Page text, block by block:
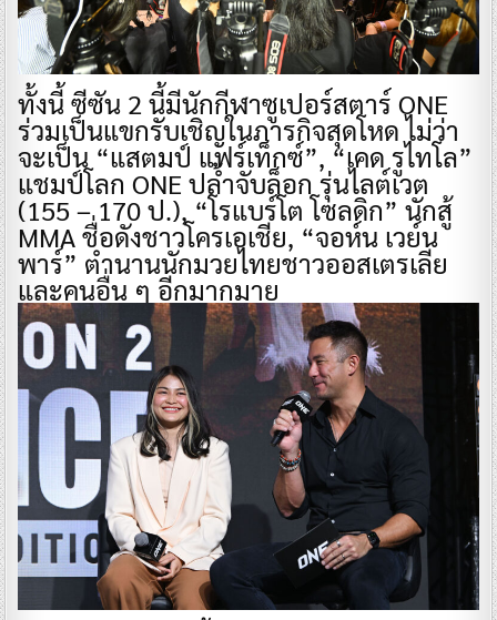
ทั้งนี้ ซีซัน 2 นี้มีนักกีฬาซูเปอร์สตาร์ ONE
ร่วมเป็นแขกรับเชิญในภารกิจสุดโหด ไม่ว่า
จะเป็น “แสตมป์ แฟร์เท็กซ์”, “เคด รูไทโล”
แชมป์โลก ONE ปล้ำจับล็อก รุ่นไลต์เวต
(155 – 170 ป.), “โรแบร์โต โซลดิก” นักสู้
MMA ชื่อดังชาวโครเอเชีย, “จอห์น เวย์น
พาร์” ตำนานนักมวยไทยชาวออสเตรเลีย
และคนอื่น ๆ อีกมากมาย